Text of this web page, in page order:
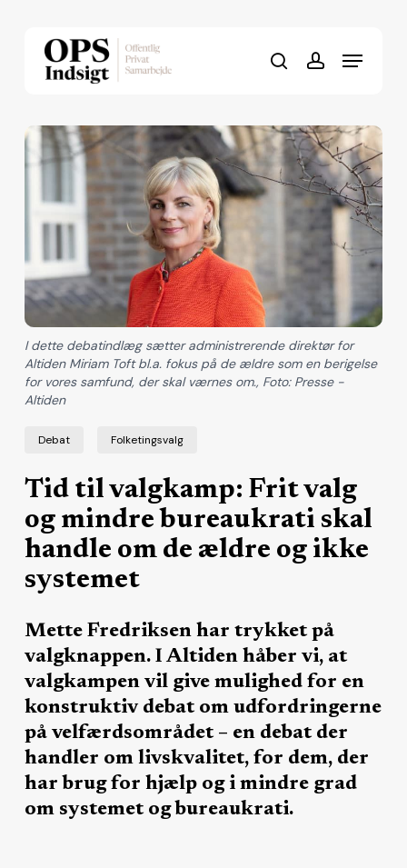
searchaccount
Menu
Debat Folketingsvalg
Tid til valgkamp: Frit valg
og mindre bureaukrati skal
handle om de ældre og ikke
systemet
Mette Fredriksen har trykket på
valgknappen. I Altiden håber vi, at
valgkampen vil give mulighed for en
konstruktiv debat om udfordringerne
på velfærdsområdet – en debat der
handler om livskvalitet, for dem, der
har brug for hjælp og i mindre grad
om systemet og bureaukrati.
I dette debatindlæg sætter administrerende direktør for
Altiden Miriam Toft bl.a. fokus på de ældre som en berigelse
for vores samfund, der skal værnes om., Foto: Presse -
Altiden
Close